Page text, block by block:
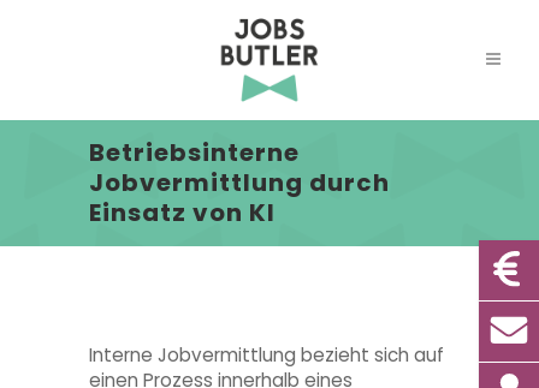
Betriebsinterne
Jobvermittlung durch
Einsatz von KI
Interne Jobvermittlung bezieht sich auf
einen Prozess innerhalb eines